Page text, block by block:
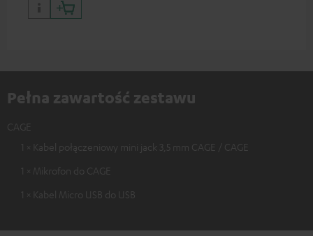
Pełna zawartość zestawu
CAGE
1 × Kabel połączeniowy mini jack 3,5 mm CAGE / CAGE
1 × Mikrofon do CAGE
1 × Kabel Micro USB do USB